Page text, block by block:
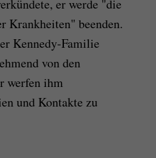
er werde "die
Krankheiten" beenden.
Kennedy-Familie
von den
werfen ihm
und Kontakte zu